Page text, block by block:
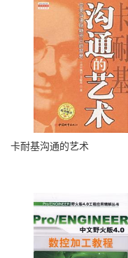
卡耐基沟通的艺术